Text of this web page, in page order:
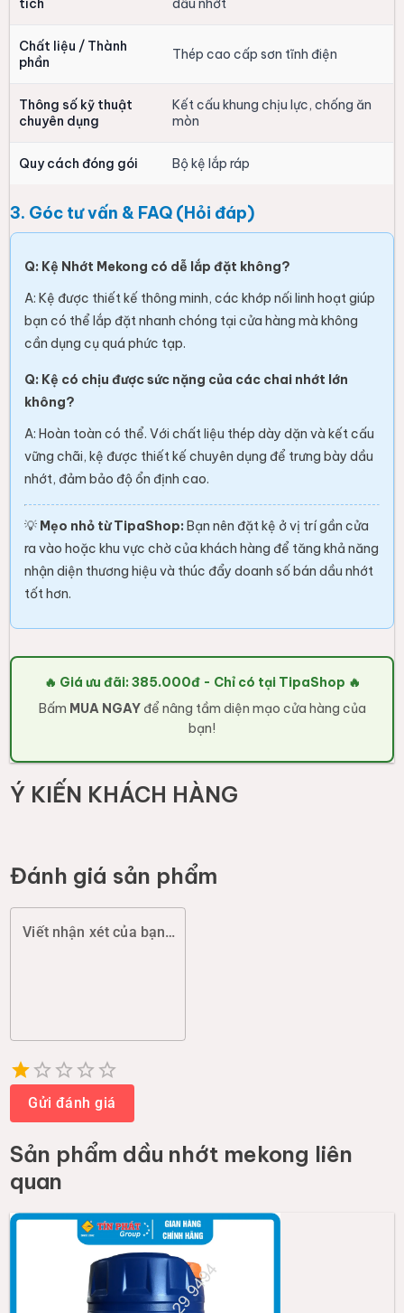
tích dầu nhớt
Chất liệu / Thành
phần
Thép cao cấp sơn tĩnh điện
Thông số kỹ thuật
chuyên dụng
Kết cấu khung chịu lực, chống ăn
mòn
Quy cách đóng gói Bộ kệ lắp ráp
3. Góc tư vấn & FAQ (Hỏi đáp)
Q: Kệ Nhớt Mekong có dễ lắp đặt không?
A: Kệ được thiết kế thông minh, các khớp nối linh hoạt giúp
bạn có thể lắp đặt nhanh chóng tại cửa hàng mà không
cần dụng cụ quá phức tạp.
Q: Kệ có chịu được sức nặng của các chai nhớt lớn
không?
A: Hoàn toàn có thể. Với chất liệu thép dày dặn và kết cấu
vững chãi, kệ được thiết kế chuyên dụng để trưng bày dầu
nhớt, đảm bảo độ ổn định cao.
💡 Mẹo nhỏ từ TipaShop: Bạn nên đặt kệ ở vị trí gần cửa
ra vào hoặc khu vực chờ của khách hàng để tăng khả năng
nhận diện thương hiệu và thúc đẩy doanh số bán dầu nhớt
tốt hơn.
🔥 Giá ưu đãi: 385.000đ - Chỉ có tại TipaShop 🔥
Bấm MUA NGAYđể nâng tầm diện mạo cửa hàng của
bạn!
Ý KIẾN KHÁCH HÀNG
Đánh giá sản phẩm
Viết nhận xét của bạn (chất lượng, đóng gói, giao hàng...)
1 Star
2 Stars
3 Stars
4 Stars
5 Stars
Gửi đánh giá
Sản phẩm dầu nhớt mekong liên
quan